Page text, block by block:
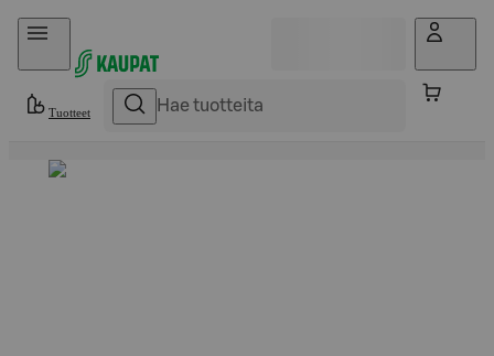
Hyppää sisältöön
Tuotteet